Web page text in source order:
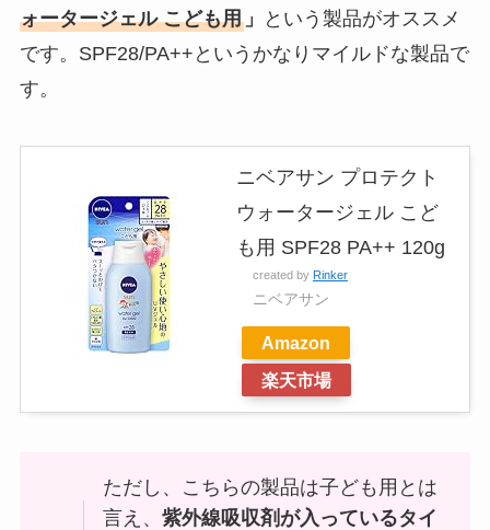
ォータージェル こども用」
という製品がオススメ
です。SPF28/PA++というかなりマイルドな製品で
す。
ニベアサン プロテクト
ウォータージェル こど
も用 SPF28 PA++ 120g
created by Rinker
ニベアサン
Amazon
楽天市場
ただし、こちらの製品は子ども用とは
言え、紫外線吸収剤が入っているタイ